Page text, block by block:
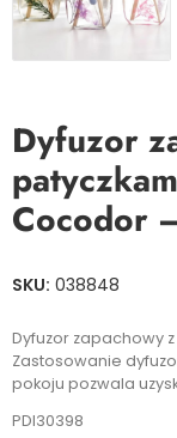
Dyfuzor
Cocodor
SKU: 038848
Dyfuzor zapachowy
Zastosowanie
pokoju pozwala
PDI30398